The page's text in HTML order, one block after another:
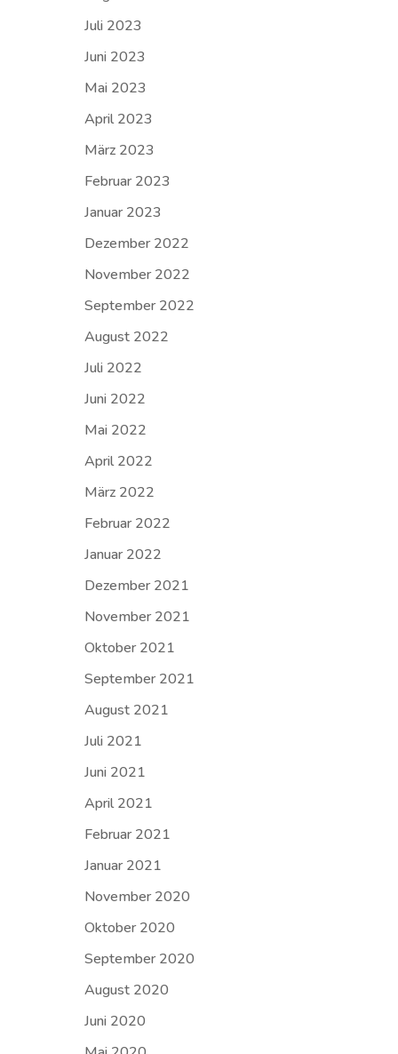
Juli 2023
Juni 2023
Mai 2023
April 2023
März 2023
Februar 2023
Januar 2023
Dezember 2022
November 2022
September 2022
August 2022
Juli 2022
Juni 2022
Mai 2022
April 2022
März 2022
Februar 2022
Januar 2022
Dezember 2021
November 2021
Oktober 2021
September 2021
August 2021
Juli 2021
Juni 2021
April 2021
Februar 2021
Januar 2021
November 2020
Oktober 2020
September 2020
August 2020
Juni 2020